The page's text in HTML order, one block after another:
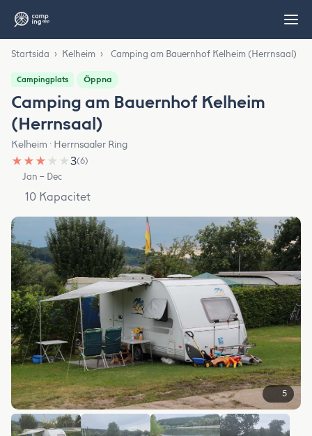
Startsida › Kelheim › Camping am Bauernhof Kelheim (Herrnsaal)
Campingplats Öppna
Camping am Bauernhof Kelheim
(Herrnsaal)
Kelheim · Herrnsaaler Ring
★ ★ ★ ★ ★3(6)
Jan – Dec
10 Kapacitet
5